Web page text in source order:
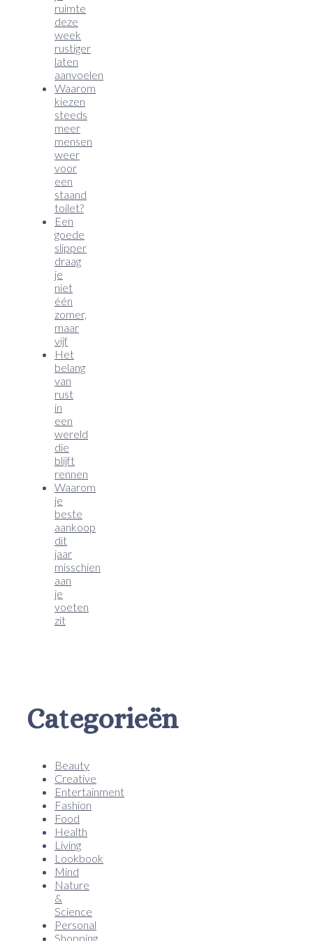
ruimte
deze
week
rustiger
laten
aanvoelen
Waarom
kiezen
steeds
meer
mensen
weer
voor
een
staand
toilet?
Een
goede
slipper
draag
je
niet
één
zomer,
maar
vijf
Het
belang
van
rust
in
een
wereld
die
blijft
rennen
Waarom
je
beste
aankoop
dit
jaar
misschien
aan
je
voeten
zit
Categorieën
Beauty
Creative
Entertainment
Fashion
Food
Health
Living
Lookbook
Mind
Nature
&
Science
Personal
Shopping